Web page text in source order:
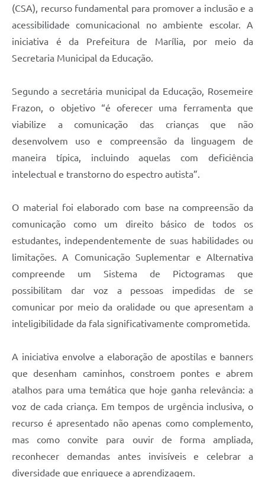
(CSA), recurso fundamental para promover a inclusão e a
acessibilidade comunicacional no ambiente escolar. A
iniciativa é da Prefeitura de Marília, por meio da
Secretaria Municipal da Educação.
Segundo a secretária municipal da Educação, Rosemeire
Frazon, o objetivo “é oferecer uma ferramenta que
viabilize a comunicação das crianças que não
desenvolvem uso e compreensão da linguagem de
maneira típica, incluindo aquelas com deficiência
intelectual e transtorno do espectro autista”.
O material foi elaborado com base na compreensão da
comunicação como um direito básico de todos os
estudantes, independentemente de suas habilidades ou
limitações. A Comunicação Suplementar e Alternativa
compreende um Sistema de Pictogramas que
possibilitam dar voz a pessoas impedidas de se
comunicar por meio da oralidade ou que apresentam a
inteligibilidade da fala significativamente comprometida.
A iniciativa envolve a elaboração de apostilas e banners
que desenham caminhos, constroem pontes e abrem
atalhos para uma temática que hoje ganha relevância: a
voz de cada criança. Em tempos de urgência inclusiva, o
recurso é apresentado não apenas como complemento,
mas como convite para ouvir de forma ampliada,
reconhecer demandas antes invisíveis e celebrar a
diversidade que enriquece a aprendizagem.